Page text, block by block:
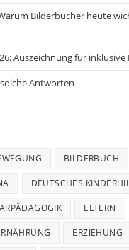
Bilderbücher heute
Auszeichnung für inklusive
Antworten
BILDERBUCH
DEUTSCHES
ELTERN
ERZIEHUNG